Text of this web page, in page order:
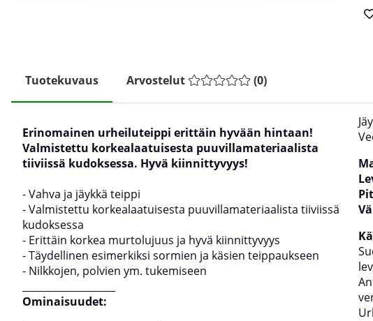
Tuotekuvaus Arvostelut (0)
Erinomainen urheiluteippi erittäin hyvään hintaan!
Valmistettu korkealaatuisesta puuvillamateriaalista
tiiviissä kudoksessa. Hyvä kiinnittyvyys!
- Vahva ja jäykkä teippi
- Valmistettu korkealaatuisesta puuvillamateriaalista tiiviissä
kudoksessa
- Erittäin korkea murtolujuus ja hyvä kiinnittyvyys
- Täydellinen esimerkiksi sormien ja käsien teippaukseen
- Nilkkojen, polvien ym. tukemiseen
Ominaisuudet: